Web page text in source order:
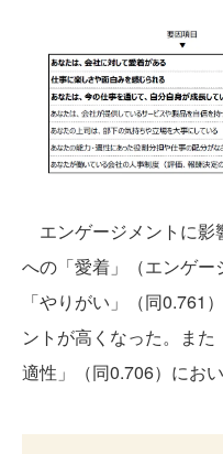
エンゲージメントに影
への「愛着」（エンゲ
「やりがい」（同0.761
ントが高くなった。ま
適性」（同0.706）にお